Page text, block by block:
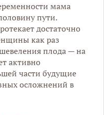
мама
пути.
достаточно
как раз
плода — на
активно
части будущие
осложнений в